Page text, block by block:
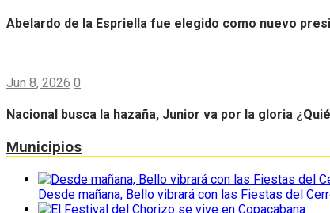
Abelardo de la Espriella fue elegido como nuevo
Jun 8, 2026 0
Nacional busca la hazaña, Junior va por la gloria
Municipios
Desde mañana, Bello vibrará con las Fiestas del